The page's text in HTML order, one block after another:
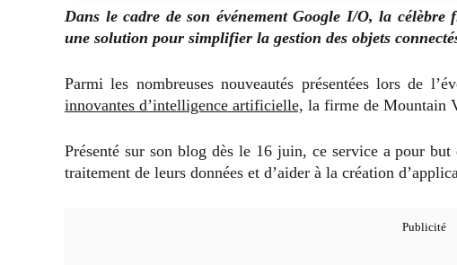
Dans le cadre de son événement Google I/O, la
une solution pour simplifier la gestion des objets
Parmi les nombreuses nouveautés présentées lors de
innovantes d’intelligence artificielle, la firme de Mountain
Présenté sur son blog dès le 16 juin, ce service a pour
traitement de leurs données et d’aider à la création